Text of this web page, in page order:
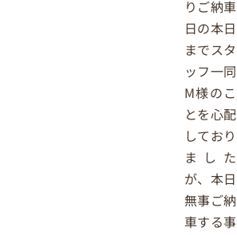
りご納車
日の本日
までスタ
ッフ一同
M様のこ
とを心配
しており
ました
が、本日
無事ご納
車する事